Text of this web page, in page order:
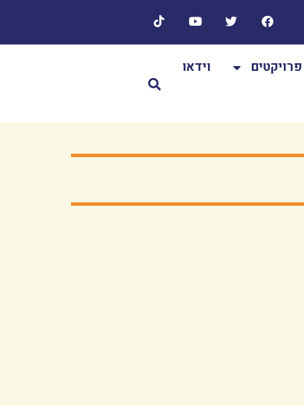
פרויקטים
וידאו